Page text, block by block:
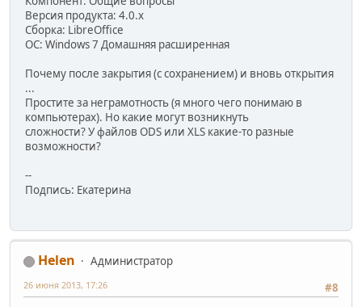
Версия продукта: 4.0.x
Сборка: LibreOffice
ОС: Windows 7 Домашняя расширенная
Почему после закрытия (с сохранением) и вновь открытия
...
Простите за неграмотность (я много чего понимаю в
компьютерах). Но какие могут возникнуть
сложности? У файлов ODS или XLS какие-то разные
возможности?
--
Подпись: Екатерина
Helen
Администратор
#8
26 июня 2013, 17:26